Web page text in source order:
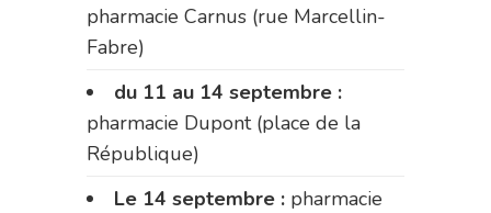
pharmacie Carnus (rue Marcellin-
Fabre)
du 11 au 14 septembre :
pharmacie Dupont (place de la
République)
Le 14 septembre : pharmacie